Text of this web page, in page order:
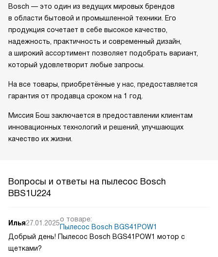
Bosch — это один из ведущих мировых брендов
в области бытовой и промышленной техники. Его
продукция сочетает в себе высокое качество,
надежность, практичность и современный дизайн,
а широкий ассортимент позволяет подобрать вариант,
который удовлетворит любые запросы.
На все товары, приобретённые у нас, предоставляется
гарантия от продавца сроком на 1 год.
Миссия Бош заключается в предоставлении клиентам
инновационных технологий и решений, улучшающих
качество их жизни.
Вопросы и ответы на пылесос Bosch
BBS1U224
Илья27.01.2025о товаре:
Пылесос Bosch BGS41POW1
Добрый день! Пылесос Bosch BGS41POW1 мотор с
щетками?